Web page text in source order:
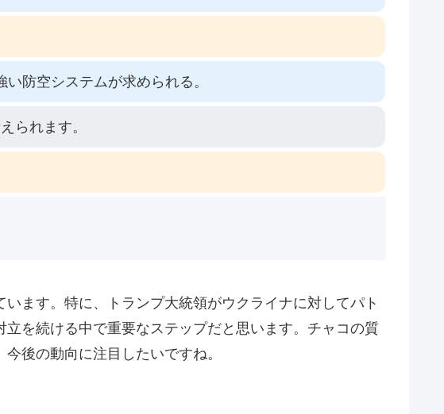
防空システムが求められる。
られます。
ます。特に、トランプ大統領がウクライナに対してパト
を続ける中で重要なステップだと思います。チャコの質
後の動向に注目したいですね。